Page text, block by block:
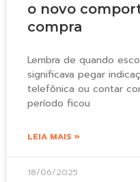
o novo
compra
Lembra de quando
significava pegar
telefônica ou contar
período ficou
LEIA MAIS »
18/06/2025